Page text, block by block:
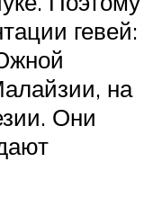
гевей:
на
Они